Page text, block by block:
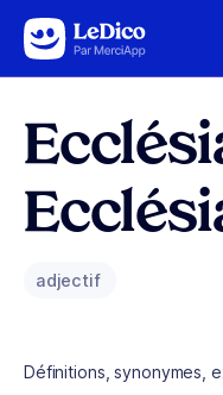
Aller au contenu
adjectif
Définitions, synonymes,